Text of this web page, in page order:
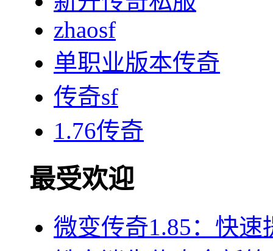
zhaosf
单职业版本传奇
传奇sf
1.76传奇
最受欢迎
微变传奇1.85：快